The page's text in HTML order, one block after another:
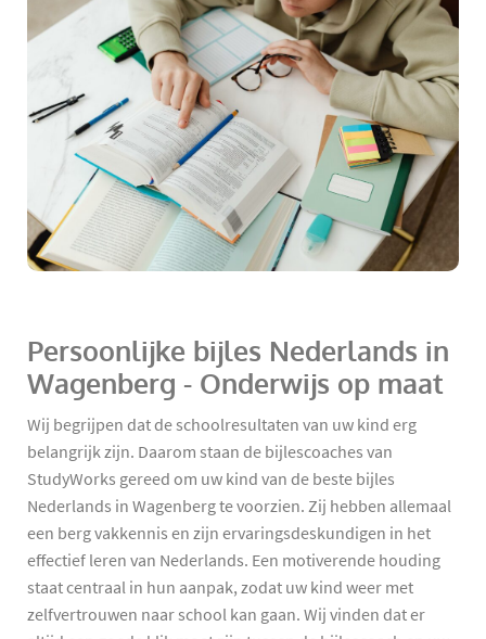
Persoonlijke bijles Nederlands in
Wagenberg - Onderwijs op maat
Wij begrijpen dat de schoolresultaten van uw kind erg
belangrijk zijn. Daarom staan de bijlescoaches van
StudyWorks gereed om uw kind van de beste bijles
Nederlands in Wagenberg te voorzien. Zij hebben allemaal
een berg vakkennis en zijn ervaringsdeskundigen in het
effectief leren van Nederlands. Een motiverende houding
staat centraal in hun aanpak, zodat uw kind weer met
zelfvertrouwen naar school kan gaan. Wij vinden dat er